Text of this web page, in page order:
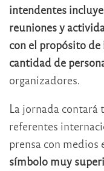
intendentes
reuniones y
con el propósito
cantidad de
organizadores.
La jornada contará
referentes
prensa con medios
símbolo muy